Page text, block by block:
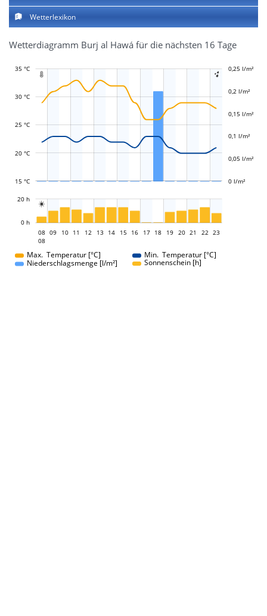
Wetterlexikon
Wetterdiagramm Burj al Hawá für die nächsten 16 Tage
 
20 °C
35 °C
30 °C
25 °C
15 °C
-0,1 l/m²
-0,05 l/m²
0 l/m²
0,05 l/m²
0,1 l/m²
0,15 l/m²
0,2 l/m²
0,25 l/m²
0,3 l/m²

0 h
20 h
08
08
08
09 10 11 12 13 14 15 16 17 18 19 20 21 22 23
Max. Temperatur [°C]
Min. Temperatur [°C]
Niederschlagsmenge [l/m²]
Sonnenschein [h]